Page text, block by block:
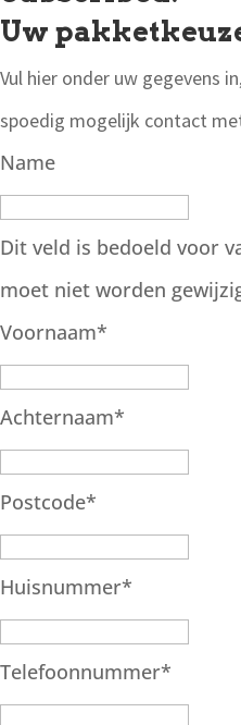
Uw
Vul hier onder uw gegevens
spoedig mogelijk contact
Name
Dit veld is bedoeld voor
moet niet worden
Voornaam*
Achternaam*
Postcode*
Huisnummer*
Telefoonnummer*